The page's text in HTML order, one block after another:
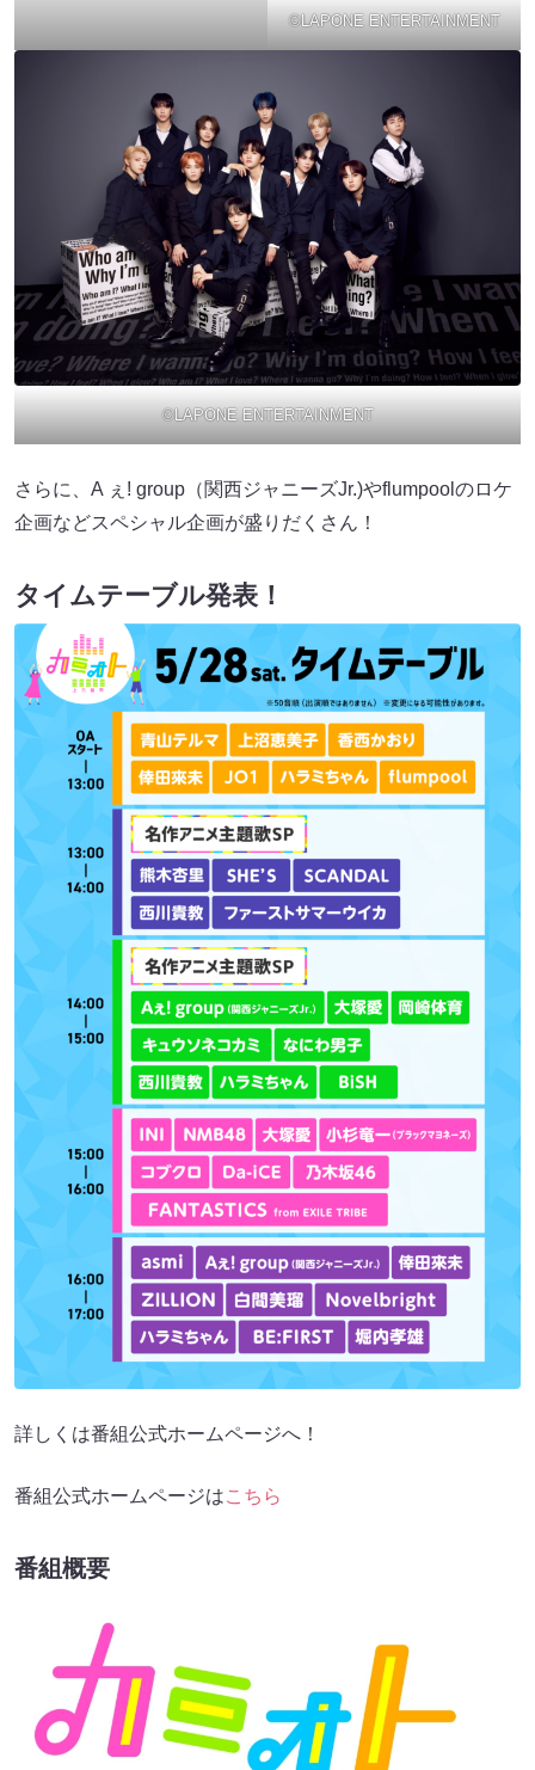
©LAPONE ENTERTAINMENT
©LAPONE ENTERTAINMENT
さらに、A ぇ! group（関西ジャニーズJr.)やflumpoolのロケ
企画などスペシャル企画が盛りだくさん！
タイムテーブル発表！
詳しくは番組公式ホームページへ！
番組公式ホームページはこちら
番組概要